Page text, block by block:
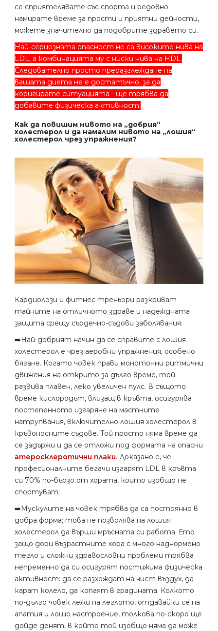
се сприятелявате със спорта и редовно
намирате време за прости и приятни дейности,
можете значително да подобрите здравето си.
Най-сериозната опасност не са високите нива на
LDL, а комбинацията му с ниски нива на HDL.
Следователно просто преразглеждане на
вашата диета не е достатъчно, за да
коригирате ситуацията - ще трябва да
добавите физическа активност.
Как да повишим нивото на „добрия“
холестерол и да намалим нивото на „лошия“
холестерол чрез упражнения?
Кардиолози и фитнес треньори разкриват
тайните на отличното здраве и надеждната
защита срещу сърдечно-съдови заболявания:
➡️Най-добрият начин да се справите с лошия
холестерол е чрез аеробни упражнения, особено
бягане. Когато човек прави монотонни ритмични
движения на открито за дълго време, той
развива плавен, леко увеличен пулс. В същото
време кислородът, влизащ в кръвта, осигурява
постепенното изгаряне на мастните
натрупвания, включително лошия холестерол в
кръвоносните съдове. Той просто няма време да
се задържи и да се отложи под формата на опасни
атеросклеротични плаки. Доказано е, че
професионалните бегачи изгарят LDL в кръвта
си 70% по-бързо от хората, които изобщо не
спортуват;
➡️Мускулите на човек трябва да са постоянно в
добра форма; това не позволява на лошия
холестерол да върши мръсната си работа. Ето
защо дори възрастните хора с много наднормено
тегло и сложни здравословни проблеми трябва
непременно да си осигурят постижима физическа
активност: да се разхождат на чист въздух, да
карат колело, да копаят в градината. Колкото
по-дълго човек лежи на леглото, отдавайки се на
апатия и лошо настроение, толкова по-скоро ще
дойде денят, в който той изобщо няма да може